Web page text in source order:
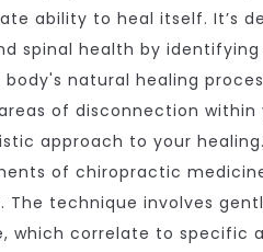
ability to heal itself. It’s
spinal health by identifying
natural healing
of disconnection within
approach to your
of chiropractic
The technique involves
which correlate to specific